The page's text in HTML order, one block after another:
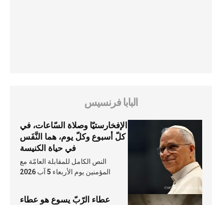
البابا فرنسيس
الإفخارستيّا وصلاة السّاعات، في
كلّ أسبوع وكلّ يوم، هما النَّفَس
في حياة الكنيسة
النص الكامل للمقابلة العامّة مع
المؤمنين يوم الأربعاء 5 آب 2026
عطاء الرّبّ يسوع هو عطاء